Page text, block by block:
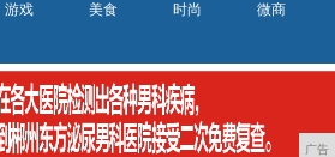
游戏 美食 时尚 微商
广告